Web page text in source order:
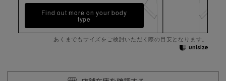
Find out more on your body
type
あくまでもサイズをご検討いただく際の目安となります。